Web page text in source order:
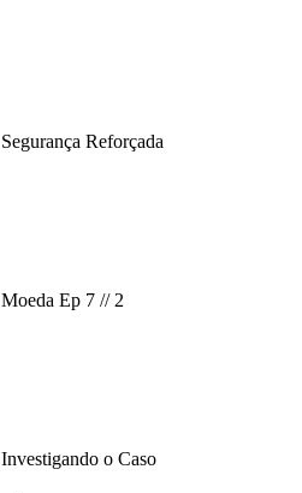
Reforçada
Ep 7 // 2
o Caso